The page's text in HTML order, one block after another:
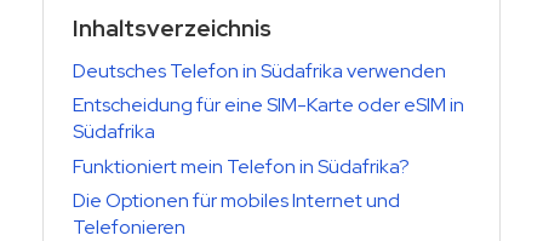
Inhaltsverzeichnis
Deutsches Telefon in Südafrika verwenden
Entscheidung für eine SIM-Karte oder eSIM in
Südafrika
Funktioniert mein Telefon in Südafrika?
Die Optionen für mobiles Internet und
Telefonieren